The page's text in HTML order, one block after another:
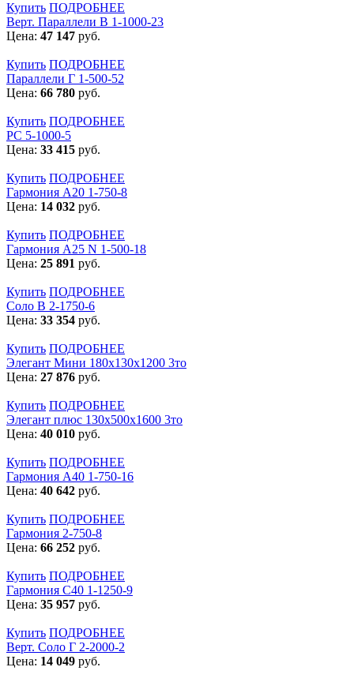
Купить ПОДРОБНЕЕ
Верт. Параллели В 1-1000-23
Цена: 47 147 руб.
Купить ПОДРОБНЕЕ
Параллели Г 1-500-52
Цена: 66 780 руб.
Купить ПОДРОБНЕЕ
РС 5-1000-5
Цена: 33 415 руб.
Купить ПОДРОБНЕЕ
Гармония А20 1-750-8
Цена: 14 032 руб.
Купить ПОДРОБНЕЕ
Гармония А25 N 1-500-18
Цена: 25 891 руб.
Купить ПОДРОБНЕЕ
Соло В 2-1750-6
Цена: 33 354 руб.
Купить ПОДРОБНЕЕ
Элегант Мини 180x130x1200 3то
Цена: 27 876 руб.
Купить ПОДРОБНЕЕ
Элегант плюс 130x500x1600 3то
Цена: 40 010 руб.
Купить ПОДРОБНЕЕ
Гармония А40 1-750-16
Цена: 40 642 руб.
Купить ПОДРОБНЕЕ
Гармония 2-750-8
Цена: 66 252 руб.
Купить ПОДРОБНЕЕ
Гармония С40 1-1250-9
Цена: 35 957 руб.
Купить ПОДРОБНЕЕ
Верт. Соло Г 2-2000-2
Цена: 14 049 руб.